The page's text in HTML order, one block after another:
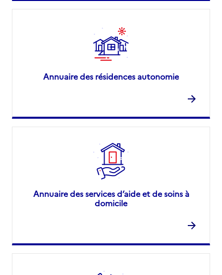
Annuaire des résidences autonomie
Annuaire des services d’aide et de soins à
domicile